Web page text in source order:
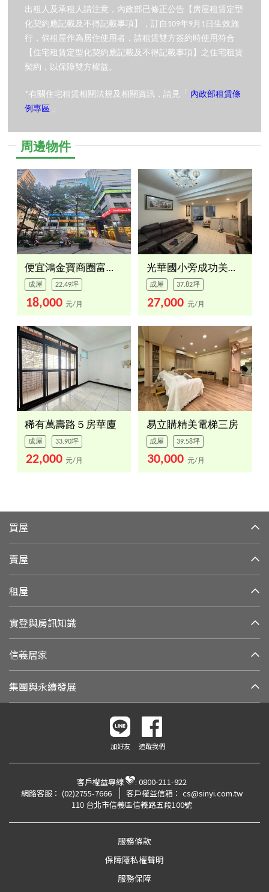
出租人及承租人請注意，內政部已修正公告【房屋租賃定型
化契約應記載及不得記載事項】，訂自109年9月1日生效施
行，倘租屋作為居住使用者，請租賃雙方簽約時使用符合
【住宅租賃定型化契約應記載及不得記載事項】之住宅租賃
契約，以保障雙方權益。
*有關住宅租賃相關法規及相關資訊，請見「 內政部租賃條
例專區 」
周邊物件
便宜鴻金寶商圈富貴２房
成屋 22.49坪
18,000 元/月
光華國小旁成功美寓大三房
成屋 37.82坪
27,000 元/月
稀有萬壽路５房華廈
成屋 33.90坪
22,000 元/月
易立購精美電梯三房
成屋 39.58坪
30,000 元/月
買屋
賣屋
租屋
實登與房訊知識
信義居家
集團與永續發展
加好友 追蹤我們
客戶權益專線 : 0800-211-922
網路客服： (02)2755-7666 客戶權益信箱： cs@sinyi.com.tw
110 台北市信義區信義路五段100號
服務條款
保障隱私權聲明
服務保障